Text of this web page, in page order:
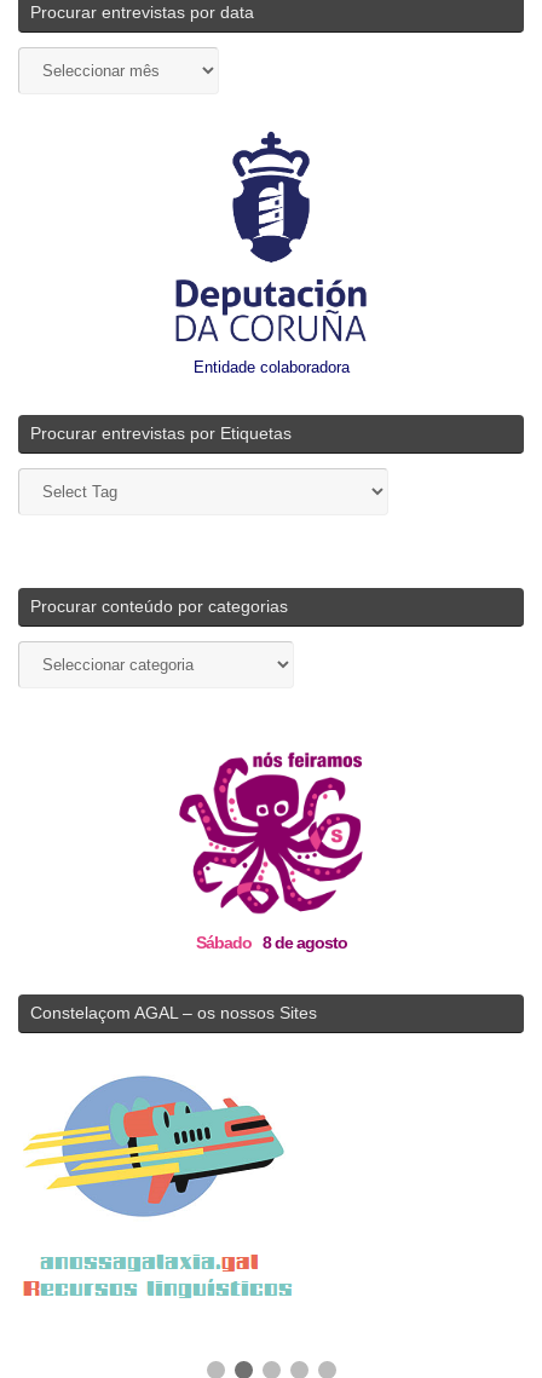
Procurar entrevistas por data
Entidade colaboradora
Procurar entrevistas por Etiquetas
Procurar conteúdo por categorias
Sábado 8 de agosto
Constelaçom AGAL – os nossos Sites